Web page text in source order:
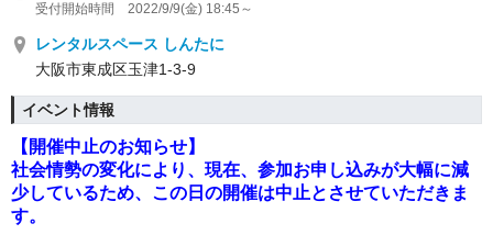
受付開始時間 2022/9/9(金) 18:45～
レンタルスペース しんたに
大阪市東成区玉津1-3-9
イベント情報
【開催中止のお知らせ】
社会情勢の変化により、現在、参加お申し込みが大幅に減
少しているため、この日の開催は中止とさせていただきま
す。